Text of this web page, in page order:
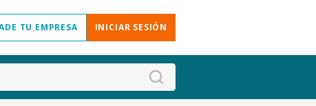
TU EMPRESA INICIAR SESIÓN